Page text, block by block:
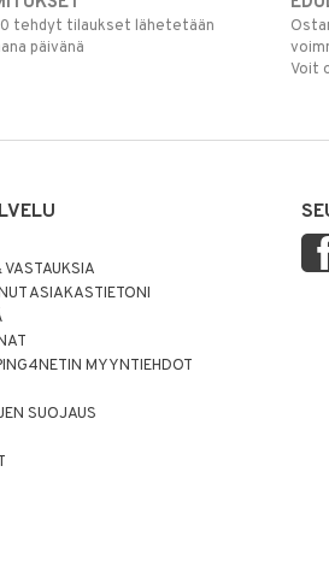
tehdyt tilaukset lähetetään
päivänä
Voit
ASIAKASTIETONI
MYYNTIEHDOT
SUOJAUS